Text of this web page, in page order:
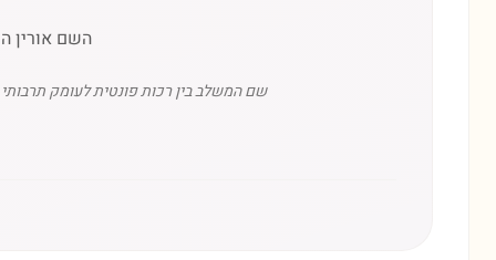
השם אורין
שם המשלב בין רכות פונטית לעומק תרבותי